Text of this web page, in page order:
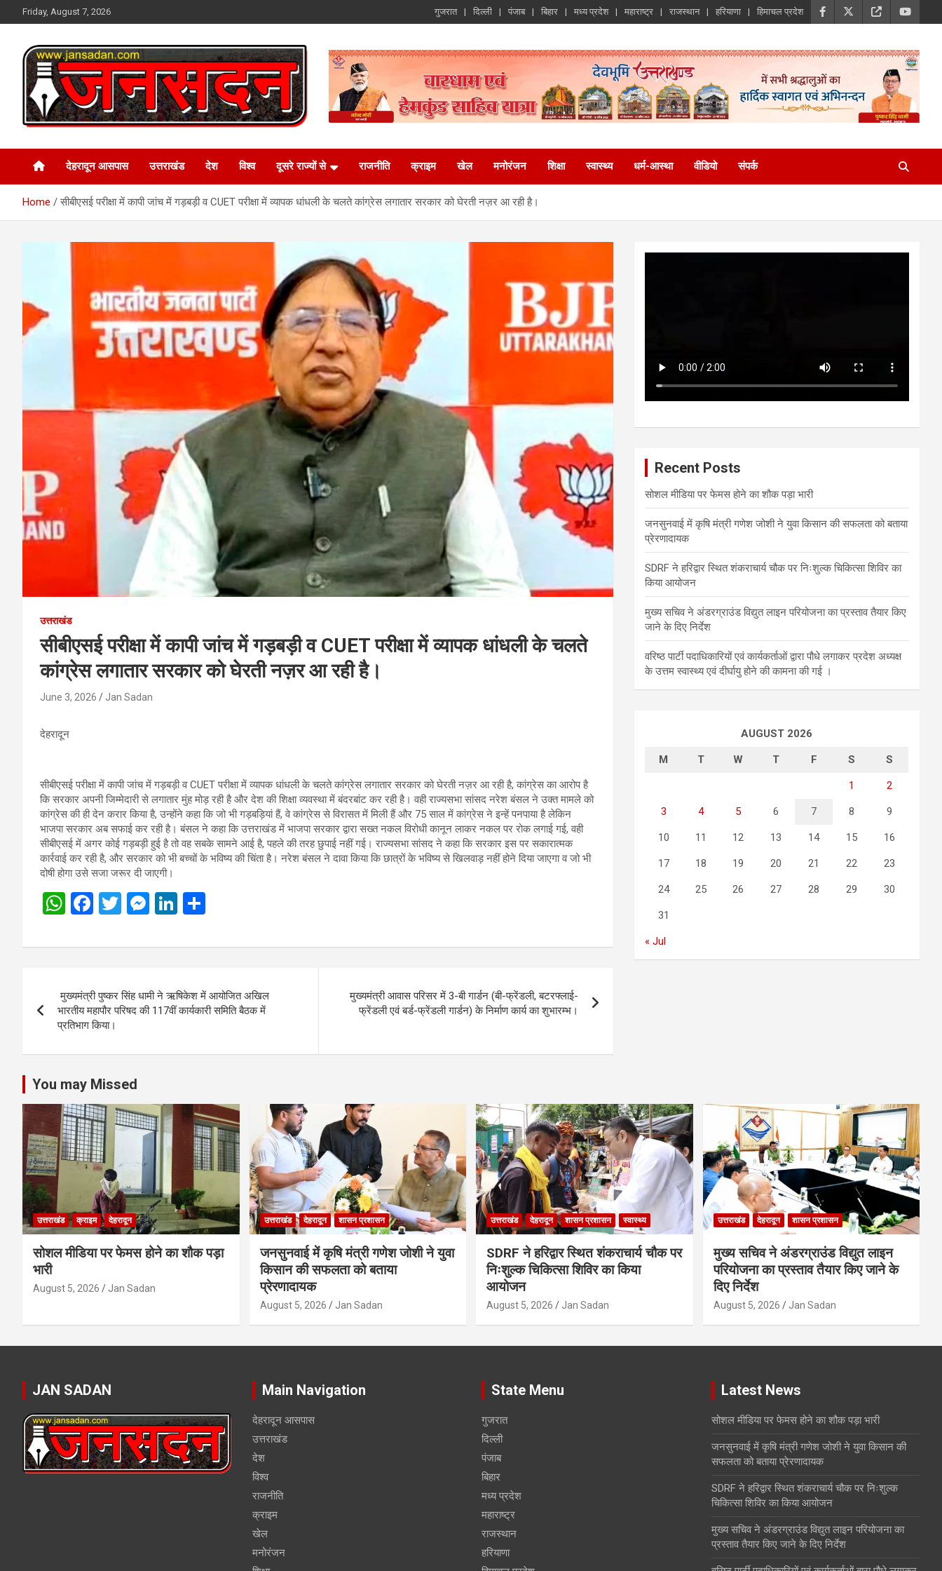
to
Friday, August 7, 2026 गुजरात दिल्ली पंजाब बिहार मध्य प्रदेश महाराष्ट्र राजस्थान हरियाणा हिमाचल प्रदेश
Jan Sadan
देहरादून आसपास उत्तराखंड देश विश्व दूसरे राज्यों से राजनीति क्राइम खेल मनोरंजन शिक्षा स्वास्थ्य धर्म-आस्था वीडियो संपर्क
Home सीबीएसई परीक्षा में कापी जांच में गड़बड़ी व CUET परीक्षा में व्यापक धांधली के चलते कांग्रेस लगातार सरकार को घेरती नज़र आ रही है।
उत्तराखंड
सीबीएसई परीक्षा में कापी जांच में गड़बड़ी व CUET परीक्षा में व्यापक धांधली के चलते
कांग्रेस लगातार सरकार को घेरती नज़र आ रही है।
June 3, 2026 Jan Sadan
देहरादून
सीबीएसई परीक्षा में कापी जांच में गड़बड़ी व CUET परीक्षा में व्यापक धांधली के चलते कांग्रेस लगातार सरकार को घेरती नज़र आ रही है, कांग्रेस का आरोप है
कि सरकार अपनी जिम्मेदारी से लगातार मुंह मोड़ रही है और देश की शिक्षा व्यवस्था में बंदरबांट कर रही है। वही राज्यसभा सांसद नरेश बंसल ने उक्त मामले को
कांग्रेस की ही देन करार किया है, उन्होंने कहा कि जो भी गड़बड़ियां हैं, वे कांग्रेस से विरासत में मिली हैं और 75 साल में कांग्रेस ने इन्हें पनपाया है लेकिन
भाजपा सरकार अब सफाई कर रही है। बंसल ने कहा कि उत्तराखंड में भाजपा सरकार द्वारा सख्त नकल विरोधी कानून लाकर नकल पर रोक लगाई गई, वही
सीबीएसई में अगर कोई गड़बड़ी हुई है तो वह सबके सामने आई है, पहले की तरह छुपाई नहीं गई। राज्यसभा सांसद ने कहा कि सरकार इस पर सकारात्मक
कार्रवाई कर रही है, और सरकार को भी बच्चों के भविष्य की चिंता है। नरेश बंसल ने दावा किया कि छात्रों के भविष्य से खिलवाड़ नहीं होने दिया जाएगा व जो भी
दोषी होगा उसे सजा जरूर दी जाएगी।
W
at
A
p
p
F
ce
o
o
k
T
tt
M
se
g
er
Li
ke
n
ar
navigation
मुख्यमंत्री पुष्कर सिंह धामी ने ऋषिकेश में आयोजित अखिल
भारतीय महापौर परिषद की 117वीं कार्यकारी समिति बैठक में
प्रतिभाग किया।
मुख्यमंत्री आवास परिसर में 3-बी गार्डन (बी-फ्रेंडली, बटरफ्लाई-
फ्रेंडली एवं बर्ड-फ्रेंडली गार्डन) के निर्माण कार्य का शुभारम्भ।
Recent Posts
सोशल मीडिया पर फेमस होने का शौक पड़ा भारी
जनसुनवाई में कृषि मंत्री गणेश जोशी ने युवा किसान की सफलता को बताया
प्रेरणादायक
SDRF ने हरिद्वार स्थित शंकराचार्य चौक पर निःशुल्क चिकित्सा शिविर का
किया आयोजन
मुख्य सचिव ने अंडरग्राउंड विद्युत लाइन परियोजना का प्रस्ताव तैयार किए
जाने के दिए निर्देश
वरिष्ठ पार्टी पदाधिकारियों एवं कार्यकर्ताओं द्वारा पौधे लगाकर प्रदेश अध्यक्ष
के उत्तम स्वास्थ्य एवं दीर्घायु होने की कामना की गई ।
AUGUST 2026
M T W T F S S
1 2
3 4 5 6 7 8 9
10 11 12 13 14 15 16
17 18 19 20 21 22 23
24 25 26 27 28 29 30
31
« Jul
You may Missed
उत्तराखंड क्राइम देहरादून
सोशल मीडिया पर फेमस होने का शौक पड़ा
भारी
August 5, 2026 Jan Sadan
उत्तराखंड देहरादून शासन प्रशासन
जनसुनवाई में कृषि मंत्री गणेश जोशी ने युवा
किसान की सफलता को बताया
प्रेरणादायक
August 5, 2026 Jan Sadan
उत्तराखंड देहरादून शासन प्रशासन स्वास्थ्य
SDRF ने हरिद्वार स्थित शंकराचार्य चौक पर
निःशुल्क चिकित्सा शिविर का किया
आयोजन
August 5, 2026 Jan Sadan
उत्तराखंड देहरादून शासन प्रशासन
मुख्य सचिव ने अंडरग्राउंड विद्युत लाइन
परियोजना का प्रस्ताव तैयार किए जाने के
दिए निर्देश
August 5, 2026 Jan Sadan
JAN SADAN Main Navigation
देहरादून आसपास
उत्तराखंड
देश
विश्व
राजनीति
क्राइम
खेल
मनोरंजन
State Menu
गुजरात
दिल्ली
पंजाब
बिहार
मध्य प्रदेश
महाराष्ट्र
राजस्थान
हरियाणा
Latest News
सोशल मीडिया पर फेमस होने का शौक पड़ा भारी
जनसुनवाई में कृषि मंत्री गणेश जोशी ने युवा किसान की
सफलता को बताया प्रेरणादायक
SDRF ने हरिद्वार स्थित शंकराचार्य चौक पर निःशुल्क
चिकित्सा शिविर का किया आयोजन
मुख्य सचिव ने अंडरग्राउंड विद्युत लाइन परियोजना का
प्रस्ताव तैयार किए जाने के दिए निर्देश